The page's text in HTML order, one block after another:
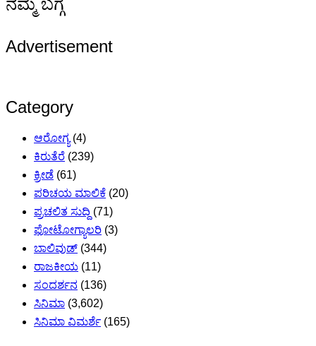
Advertisement
Category
ಆರೋಗ್ಯ(4)
ಕಿರುತೆರೆ (239)
ಕ್ರೀಡೆ (61)
ಪರಿಚಯ ಮಾಲಿಕೆ (20)
ಪ್ರಚಲಿತ ಸುದ್ದಿ (71)
ಫೋಟೋಗ್ಯಾಲರಿ (3)
ಬಾಲಿವುಡ್ (344)
ರಾಜಕೀಯ (11)
ಸಂದರ್ಶನ (136)
ಸಿನಿಮಾ (3,602)
ಸಿನಿಮಾ ವಿಮರ್ಶೆ (165)